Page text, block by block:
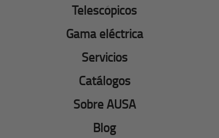
Telescópicos
Gama eléctrica
Servicios
Catálogos
Sobre AUSA
Blog